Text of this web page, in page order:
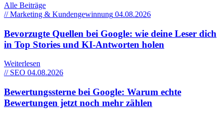
Alle Beiträge
// Marketing & Kundengewinnung 04.08.2026
Bevorzugte Quellen bei Google: wie deine Leser dich
in Top Stories und KI-Antworten holen
Weiterlesen
// SEO 04.08.2026
Bewertungssterne bei Google: Warum echte
Bewertungen jetzt noch mehr zählen